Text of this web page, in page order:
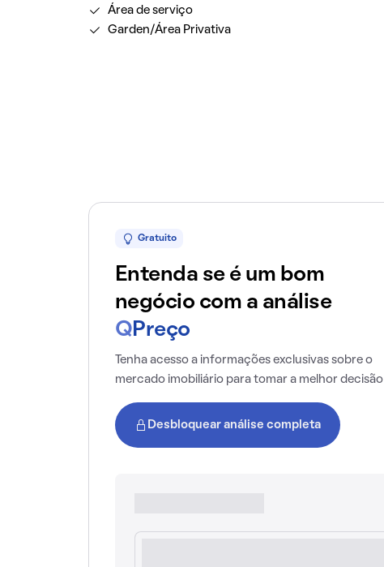
Área de serviço
Garden/Área Privativa
Gratuito
Entenda se é um bom
negócio com a análise
Q Preço
Tenha acesso a informações exclusivas sobre o
mercado imobiliário para tomar a melhor decisão
Desbloquear análise completa